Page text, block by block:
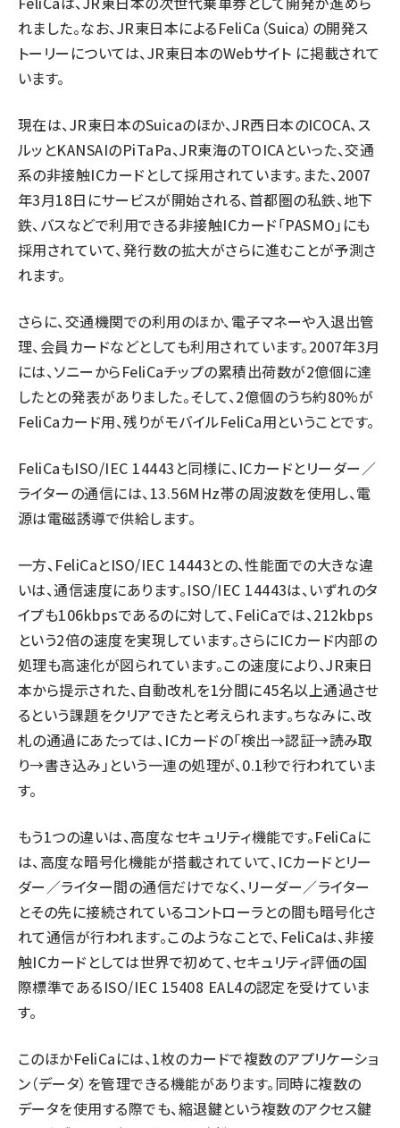
れました。なお、JR東日本によるFeliCa（Suica）の開発ス
トーリーについては、JR東日本のWebサイト に掲載されて
います。
現在は、JR東日本のSuicaのほか、JR西日本のICOCA、ス
ルッとKANSAIのPiTaPa、JR東海のTOICAといった、交通
系の非接触ICカードとして採用されています。また、2007
年3月18日にサービスが開始される、首都圏の私鉄、地下
鉄、バスなどで利用できる非接触ICカード「PASMO」にも
採用されていて、発行数の拡大がさらに進むことが予測さ
れます。
さらに、交通機関での利用のほか、電子マネーや入退出管
理、会員カードなどとしても利用されています。2007年3月
には、ソニーからFeliCaチップの累積出荷数が2億個に達
したとの発表がありました。そして、2億個のうち約80%が
FeliCaカード用、残りがモバイルFeliCa用ということです。
FeliCaもISO/IEC 14443と同様に、ICカードとリーダー／
ライターの通信には、13.56MHz帯の周波数を使用し、電
源は電磁誘導で供給します。
一方、FeliCaとISO/IEC 14443との、性能面での大きな違
いは、通信速度にあります。ISO/IEC 14443は、いずれのタ
イプも106kbpsであるのに対して、FeliCaでは、212kbps
という2倍の速度を実現しています。さらにICカード内部の
処理も高速化が図られています。この速度により、JR東日
本から提示された、自動改札を1分間に45名以上通過させ
るという課題をクリアできたと考えられます。ちなみに、改
札の通過にあたっては、ICカードの「検出→認証→読み取
り→書き込み」という一連の処理が、0.1秒で行われていま
す。
もう1つの違いは、高度なセキュリティ機能です。FeliCaに
は、高度な暗号化機能が搭載されていて、ICカードとリー
ダー／ライター間の通信だけでなく、リーダー／ライター
とその先に接続されているコントローラとの間も暗号化さ
れて通信が行われます。このようなことで、FeliCaは、非接
触ICカードとしては世界で初めて、セキュリティ評価の国
際標準であるISO/IEC 15408 EAL4の認定を受けていま
す。
このほかFeliCaには、1枚のカードで複数のアプリケーショ
ン（データ）を管理できる機能があります。同時に複数の
データを使用する際でも、縮退鍵という複数のアクセス鍵